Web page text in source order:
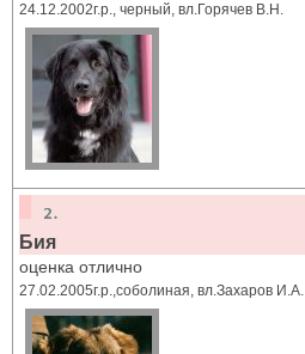
24.12.2002г.р., черный, вл.Горячев В.Н.
Бия
оценка отлично
27.02.2005г.р.,соболиная, вл.Захаров И.А.